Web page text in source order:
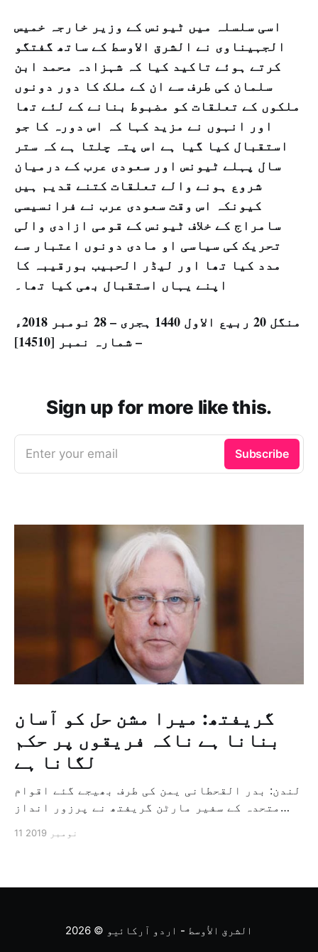
اسی سلسلہ میں ٹیونس کے وزیر خارجہ خمیس
الجہیناوی نے الشرق الاوسط کے ساتھ گفتگو
کرتے ہوئے تاکید کیا کہ شہزادہ محمد ابن
سلمان کی طرف سے ان کے ملک کا دور دونوں
ملکوں کے تعلقات کو مضبوط بنانے کے لئے تھا
اور انہوں نے مزید کہا کہ اس دورہ کا جو
استقبال کیا گیا ہے اس پتہ چلتا ہے کہ ستر
سال پہلے ٹیونس اور سعودی عرب کے درمیان
شروع ہونے والے تعلقات کتنے قدیم ہیں
کیونکہ اس وقت سعودی عرب نے فرانسیسی
سامراج کے خلاف ٹیونس کے قومی ازادی والی
تحریک کی سیاسی او مادی دونوں اعتبار سے
مدد کیا تھا اور لیڈر الحبیب بورقیبہ کا
اپنے یہاں استقبال بھی کیا تھا۔
منگل 20 ربیع الاول 1440 ہجری – 28 نومبر 2018ء
– شمارہ نمبر [14510]
Sign up for more like this.
Enter your email Subscribe
گریفتھ: میرا مشن حل کو آسان
بنانا ہے ناکہ فریقوں پر حکم
لگانا ہے
لندن: بدر القحطانی یمن کی طرف بھیجے گئے اقوام
متحدہ کے سفیر مارٹن گریفتھ نے پرزور انداز
ثالثی اور اس کشمکش کی حدبندی کرنے کے لئے ایک
11 نومبر 2019
الشرق الأوسط - اردو آرکائیو © 2026